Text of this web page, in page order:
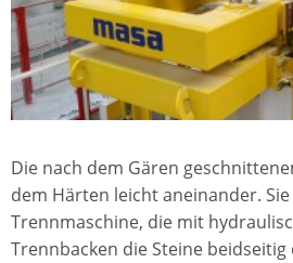
Die nach dem Gären
dem Härten leicht aneinander.
Trennmaschine, die mit
Trennbacken die Steine